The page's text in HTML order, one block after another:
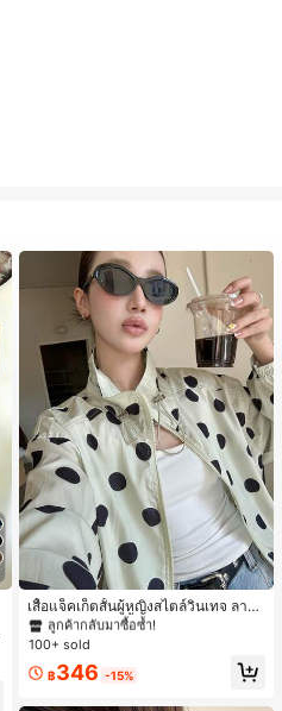
เสื้อแจ็คเก็ตสั้นผู้หญิงสไตล์วินเทจ ลายจุ
ดขนาดใหญ่ คอตั้ง เอวเข้ารูป แขนพอง
ทรงหลวม แฟชั่นอเนกประสงค์ สำหรับใ
#1 ขายดี
ใน กระเป๋า เสื้อคลุมลำลอง
ลูกค้ากลับมาซื้อซ้ำ!
#1 ขายดี ใน กระเป๋า เสื้อคลุมลำลอง
ลูกค้ากลับมาซื้อซ้ำ!
#1 ขายดี ใน กระเป๋า เสื้อคลุมลำลอง
ลูกค้ากลับมาซื้อซ้ำ!
#1 ขายดี ใน กระเป๋า เสื้อคลุมลำลอง
100+ sold
฿346 -15%